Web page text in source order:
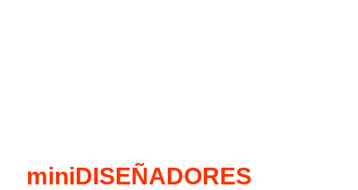
miniDISEÑADORES